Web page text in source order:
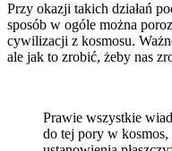
Przy okazji takich działań
sposób w ogóle można
cywilizacji z kosmosu.
ale jak to zrobić, żeby nas
Prawie wszystkie
do tej pory w